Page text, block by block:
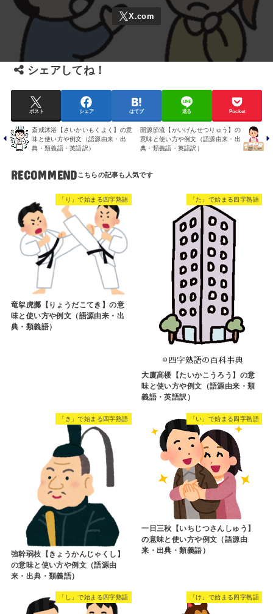
シェアしてね！
ポスト シェア はてブ 送る Pocket
斎戒沐浴【さいかいもくよく】の意
味と使い方や例文（語源由来・出
典・類義語・英語訳）
開源節流【かいげんせつりゅう】の
意味と使い方や例文（語源由来・出
典・類義語・英語訳）
RECOMMEND
「り」で始まる四字熟語
竜挐虎擲【りょうだこてき】の意
味と使い方や例文（語源由来・出
典・類義語）
「た」で始まる四字熟語
大廈高楼【たいかこうろう】の意
味と使い方や例文（語源由来・類
義語・英語訳）
「き」で始まる四字熟語
強幹弱枝【きょうかんじゃくし】
の意味と使い方や例文（語源由
来・出典・類義語）
「い」で始まる四字熟語
一日三秋【いちじつさんしゅう】
の意味と使い方や例文（語源由
来・出典・類義語）
「し」で始まる四字熟語 「け」で始まる四字熟語